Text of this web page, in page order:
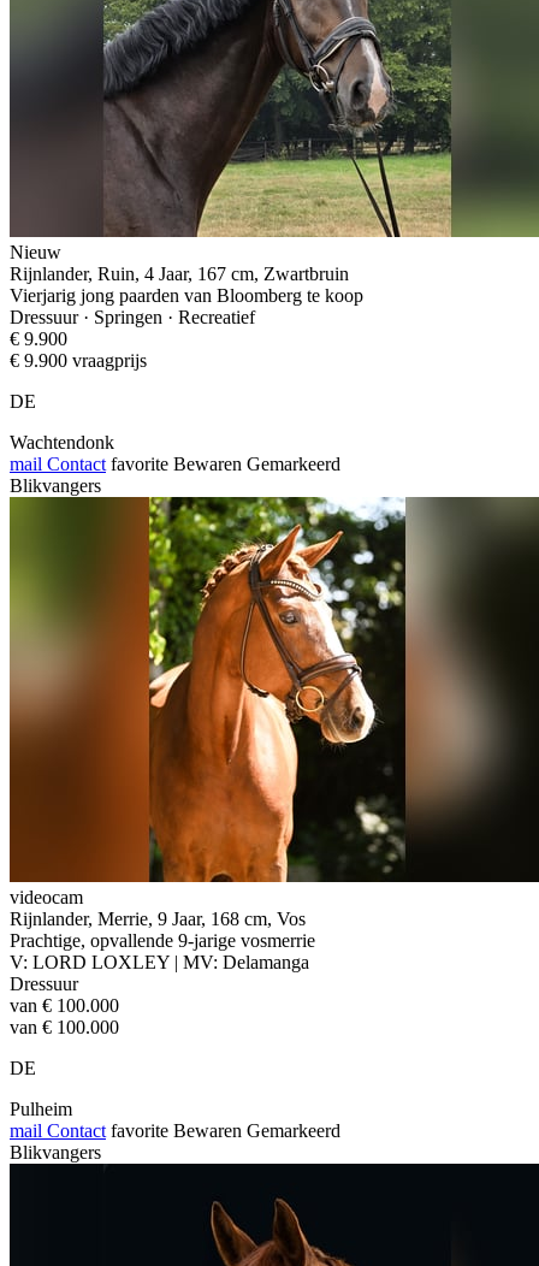
Nieuw
Rijnlander, Ruin, 4 Jaar, 167 cm, Zwartbruin
Vierjarig jong paarden van Bloomberg te koop
Dressuur · Springen · Recreatief
€ 9.900
€ 9.900 vraagprijs
DE
Wachtendonk
mail Contact favorite Bewaren Gemarkeerd
Blikvangers
videocam
Rijnlander, Merrie, 9 Jaar, 168 cm, Vos
Prachtige, opvallende 9-jarige vosmerrie
V: LORD LOXLEY | MV: Delamanga
Dressuur
van € 100.000
van € 100.000
DE
Pulheim
mail Contact favorite Bewaren Gemarkeerd
Blikvangers